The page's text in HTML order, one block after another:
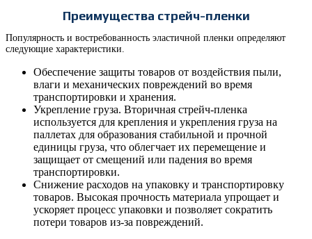
Преимущества стрейч-пленки
Популярность и востребованность эластичной пленки определяют
следующие характеристики.
Обеспечение защиты товаров от воздействия пыли,
влаги и механических повреждений во время
транспортировки и хранения.
Укрепление груза. Вторичная стрейч-пленка
используется для крепления и укрепления груза на
паллетах для образования стабильной и прочной
единицы груза, что облегчает их перемещение и
защищает от смещений или падения во время
транспортировки.
Снижение расходов на упаковку и транспортировку
товаров. Высокая прочность материала упрощает и
ускоряет процесс упаковки и позволяет сократить
потери товаров из-за повреждений.